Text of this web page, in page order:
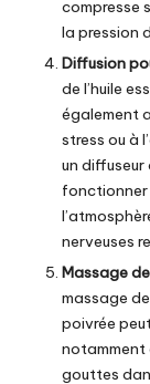
compresse
la pression
Diffusion
de l’huile
également
stress ou à
un diffuseur
fonctionner
nerveuses
Massage
massage
poivrée
notamment
gouttes